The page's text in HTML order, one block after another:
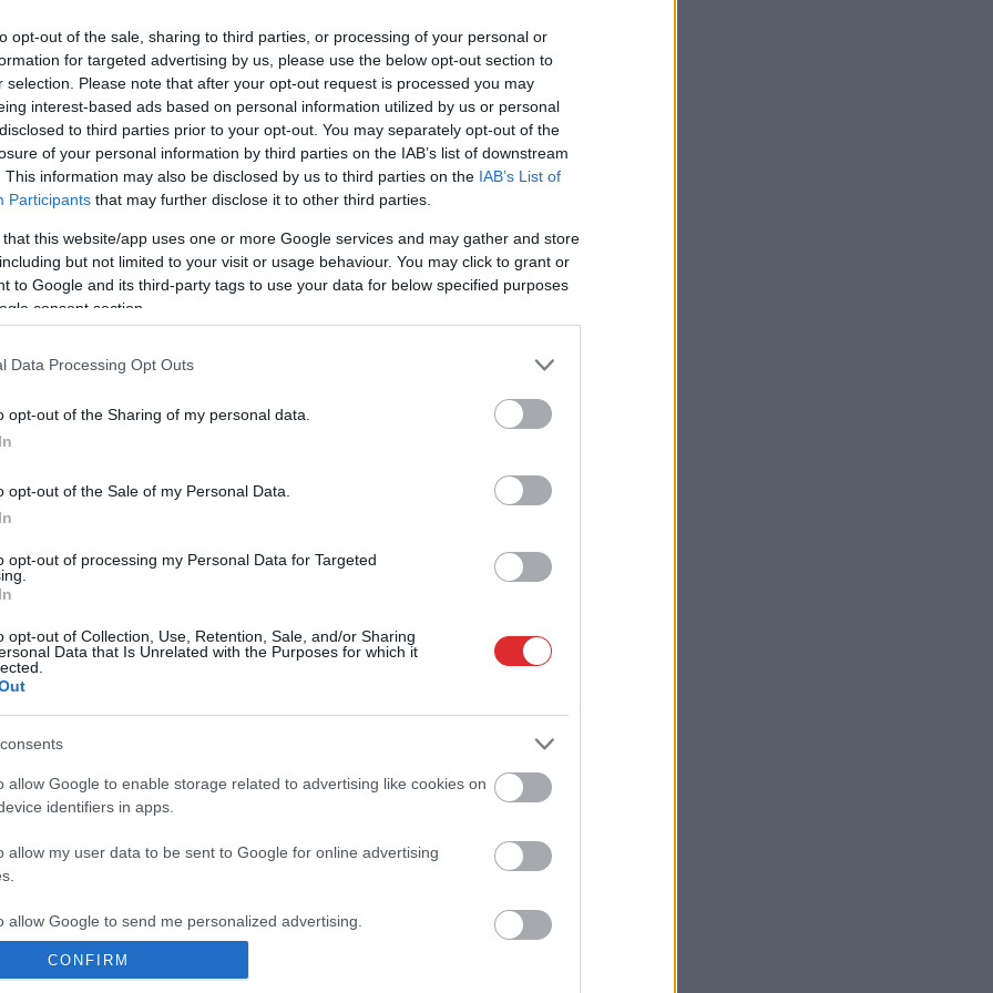
opt-out of the sale, sharing to third parties, or processing of your personal or
for targeted advertising by us, please use the below opt-out section to
selection. Please note that after your opt-out request is processed you may
interest-based ads based on personal information utilized by us or personal
to third parties prior to your opt-out. You may separately opt-out of the
of your personal information by third parties on the IAB’s list of downstream
This information may also be disclosed by us to third parties on the IAB’s List of
Participants that may further disclose it to other third parties.
that this website/app uses one or more Google services and may gather and store
but not limited to your visit or usage behaviour. You may click to grant or
to Google and its third-party tags to use your data for below specified purposes
consent section.
Data Processing Opt Outs
opt-out of the Sharing of my personal data.
opt-out of the Sale of my Personal Data.
opt-out of processing my Personal Data for Targeted
opt-out of Collection, Use, Retention, Sale, and/or Sharing
Data that Is Unrelated with the Purposes for which it
allow Google to enable storage related to advertising like cookies on
identifiers in apps.
allow my user data to be sent to Google for online advertising
allow Google to send me personalized advertising.
allow Google to enable storage related to analytics like cookies on
CONFIRM
pērkot lietotu automašīnu: kā
no iekrišanas slazdā un pārmaksas
automašīnas, kuras nevajadzētu
eksperts norāda uz trim
modeļiem
ir teju nepārspējama: eksperti
automašīnu lietoto
par saprātīgu cenu: uzticamākās un
10 visātrāk pārdotās lietotās
2024.gadā
mani šokēja” – Raimonds
taisnību neizdodas pierādīt pat
slinkums gaidīt uz jaunu auto, tāpēc
lietotajām
nekā puse Latvijā reģistrēto automašīnu
ir no 11 līdz 29 gadi
Atcelt Ziņot